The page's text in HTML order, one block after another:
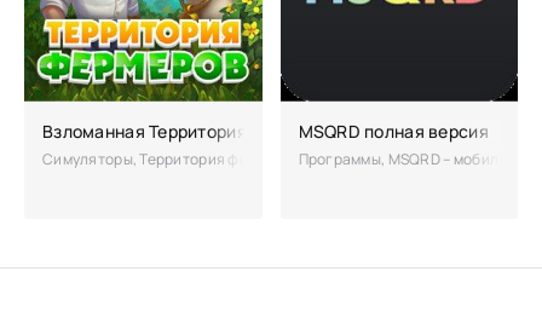
Взломанная Территория фермеров
Симуляторы, Территория фермеров – виртуальный мир, где живет
MSQRD полная версия
Программы, MSQRD –